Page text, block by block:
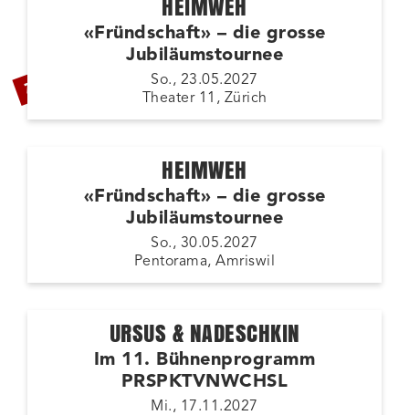
ZUSATZSHOW
«Fründschaft» – die grosse
Jubiläumstournee
So., 23.05.2027
Theater 11, Zürich
HEIMWEH
«Fründschaft» – die grosse
Jubiläumstournee
So., 30.05.2027
Pentorama, Amriswil
URSUS & NADESCHKIN
Im 11. Bühnenprogramm
PRSPKTVNWCHSL
Mi., 17.11.2027